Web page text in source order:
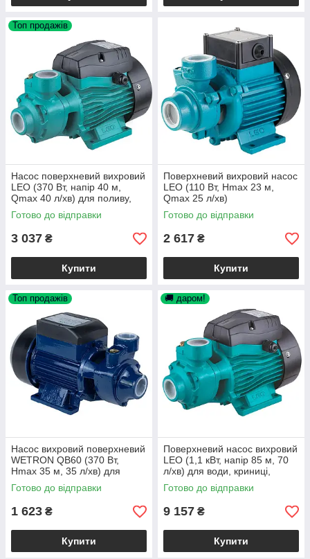
Топ продажів
Насос поверхневий вихровий
LEO (370 Вт, напір 40 м,
Qmax 40 л/хв) для поливу,
свердловини, колодязя
Готово до відправки
3 037 ₴
Купити
Поверхневий вихровий насос
LEO (110 Вт, Hmax 23 м,
Qmax 25 л/хв)
Готово до відправки
2 617 ₴
Купити
Топ продажів
Насос вихровий поверхневий
WETRON QB60 (370 Вт,
Hmax 35 м, 35 л/хв) для
поливу, колодязя,
свердловини
Готово до відправки
1 623 ₴
Купити
🚚 даром!
Поверхневий насос вихровий
LEO (1,1 кВт, напір 85 м, 70
л/хв) для води, криниці,
свердловини
Готово до відправки
9 157 ₴
Купити